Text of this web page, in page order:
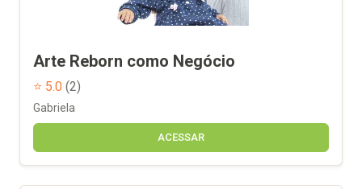
Arte Reborn como Negócio
⭐ 5.0 (2)
Gabriela
ACESSAR